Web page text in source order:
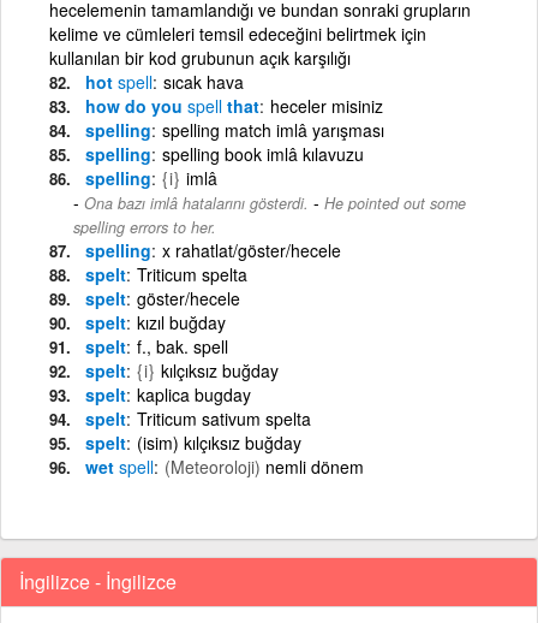
hecelemenin tamamlandığı ve bundan sonraki grupların
kelime ve cümleleri temsil edeceğini belirtmek için
kullanılan bir kod grubunun açık karşılığı
hot spell sıcak hava
how do you spell that heceler misiniz
spelling spelling match imlâ yarışması
spelling spelling book imlâ kılavuzu
spelling {i} imlâ
Ona bazı imlâ hatalarını gösterdi. - He pointed out some
spelling errors to her.
spelling x rahatlat/göster/hecele
spelt Triticum spelta
spelt göster/hecele
spelt kızıl buğday
spelt f., bak. spell
spelt {i} kılçıksız buğday
spelt kaplica bugday
spelt Triticum sativum spelta
spelt (isim) kılçıksız buğday
wet spell (Meteoroloji) nemli dönem
İngilizce - İngilizce